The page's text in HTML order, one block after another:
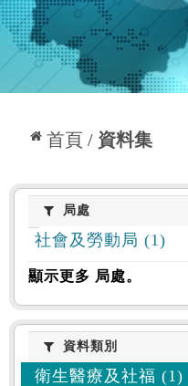
首頁 資料集
:::
局處局處
社會及勞動局 (1)
顯示更多 局處。
資料類別
資料類別
衛生醫療及社福 (1)